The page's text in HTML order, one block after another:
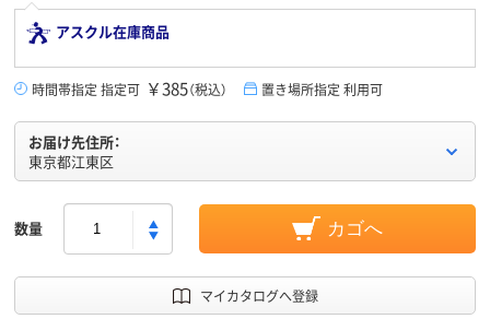
アスクル在庫商品
時間帯指定 指定可 ￥385（税込） 置き場所指定 利用可
お届け先住所：
東京都江東区
数量 カゴへ
マイカタログへ登録